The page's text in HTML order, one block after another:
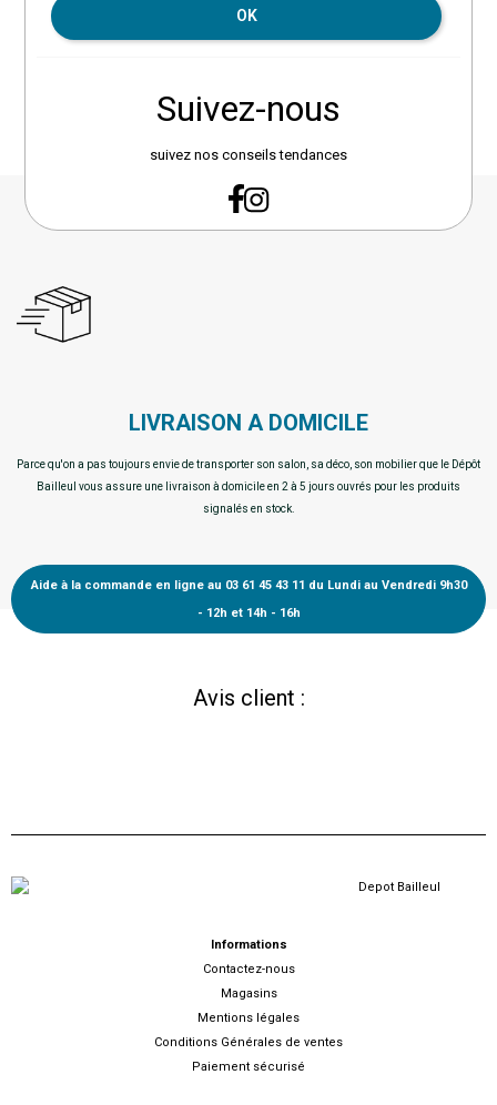
OK
Suivez-nous
suivez nos conseils tendances
LIVRAISON A DOMICILE
Parce qu'on a pas toujours envie de transporter son salon, sa déco, son mobilier que le Dépôt
Bailleul vous assure une livraison à domicile en 2 à 5 jours ouvrés pour les produits
signalés en stock.
Aide à la commande en ligne au 03 61 45 43 11 du Lundi au Vendredi 9h30
- 12h et 14h - 16h
Avis client :
Informations
Contactez-nous
Magasins
Mentions légales
Conditions Générales de ventes
Paiement sécurisé